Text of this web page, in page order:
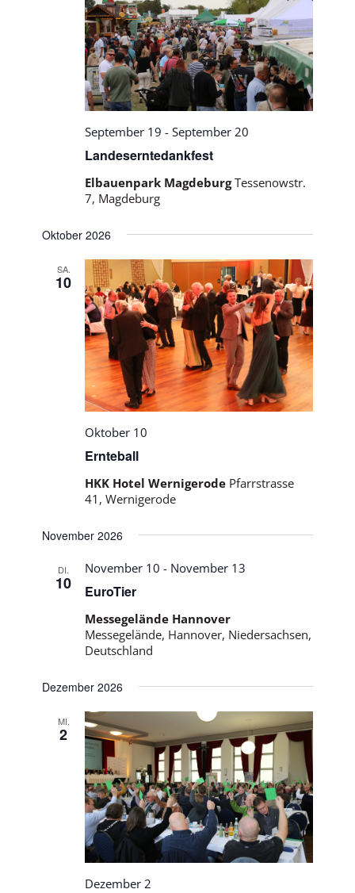
Landeserntedankfest
September 19 -September 20
Elbauenpark MagdeburgTessenowstr.
7, Magdeburg
Oktober 2026
SA.
10
Ernteball
Oktober 10
HKK Hotel Wernigerode Pfarrstrasse
41, Wernigerode
November 2026
DI.
10 EuroTier
November 10 - November 13
Messegelände Hannover
Messegelände, Hannover, Niedersachsen,
Deutschland
Dezember 2026
MI.
2
Dezember 2